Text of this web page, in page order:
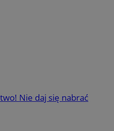
Nie daj się nabrać